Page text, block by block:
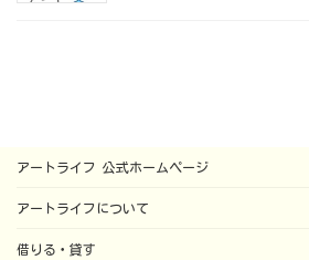
アートライフ 公式ホームページ
アートライフについて
借りる・貸す